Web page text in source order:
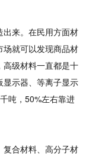
来。在民用方面材
就可以发现商品材
级材料一直都是十
示器、等离子显示
吨，50%左右靠进
复合材料、高分子材